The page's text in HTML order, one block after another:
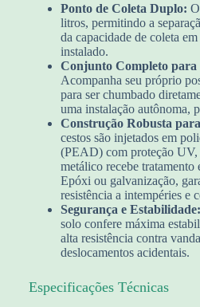
Ponto de Coleta Duplo:
litros, permitindo a
da capacidade de coleta
instalado.
Conjunto Completo para
Acompanha seu próprio
para ser chumbado
uma instalação autônoma,
Construção Robusta
cestos são injetados em
(PEAD) com proteção UV,
metálico recebe
Epóxi ou galvanização,
resistência a intempéries e
Segurança e Estabilidade:
solo confere máxima
alta resistência contra
deslocamentos acidentais.
Especificações Técnicas